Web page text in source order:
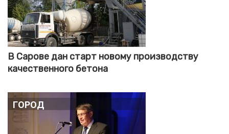
В Сарове дан старт новому производству
качественного бетона
Город